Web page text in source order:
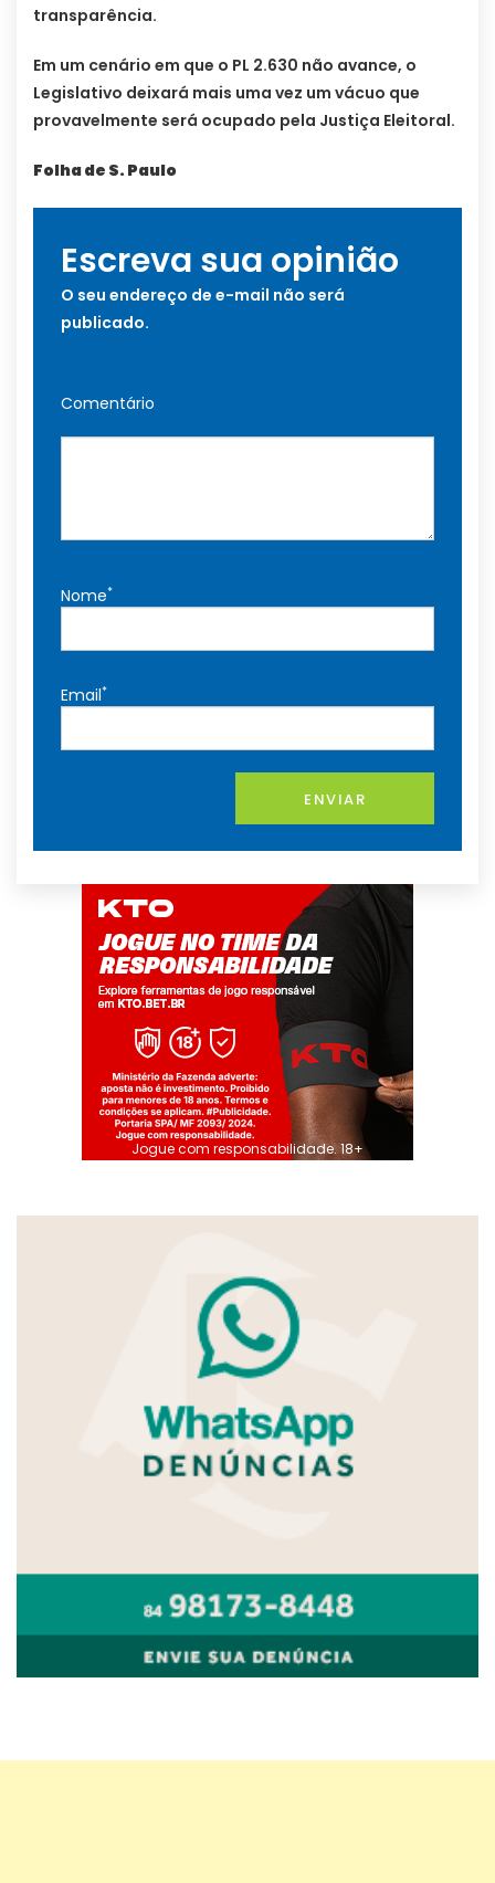
transparência.
Em um cenário em que o PL 2.630 não avance, o
Legislativo deixará mais uma vez um vácuo que
provavelmente será ocupado pela Justiça Eleitoral.
Folha de S. Paulo
Escreva sua opinião
O seu endereço de e-mail não será
publicado.
Comentário
Nome*
Email*
ENVIAR
Jogue com responsabilidade. 18+